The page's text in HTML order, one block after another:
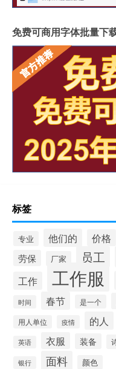
免费可商用字体批量下
标签
专业 他们的 价格
劳保 厂家 员工
工作 工作服
时间 春节 是一个
用人单位 疫情 的人
英语 衣服 装备
银行 面料 颜色